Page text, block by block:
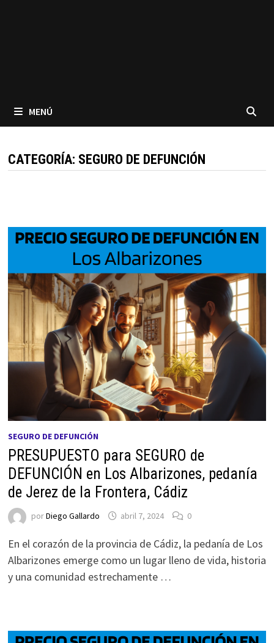
MENÚ
CATEGORÍA: SEGURO DE DEFUNCIÓN
SEGURO DE DEFUNCIÓN
PRESUPUESTO para SEGURO de
DEFUNCIÓN en Los Albarizones, pedanía
de Jerez de la Frontera, Cádiz
porDiego Gallardo abril 7, 2024 0
En el corazón de la provincia de Cádiz, la pedanía de Los
Albarizones emerge como un lugar lleno de vida, historia
y una comunidad estrechamente …